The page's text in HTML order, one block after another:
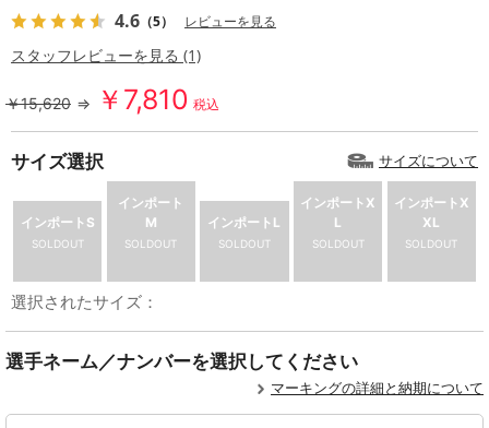
4.6 （5） レビューを見る
スタッフレビューを見る (1)
￥15,620 ⇒ ￥7,810 税込
サイズ選択 サイズについて
インポートS
SOLDOUT
インポート
M
SOLDOUT
インポートL
SOLDOUT
インポートX
L
SOLDOUT
インポートX
XL
SOLDOUT
選択されたサイズ：
選手ネーム／ナンバーを選択してください
マーキングの詳細と納期について